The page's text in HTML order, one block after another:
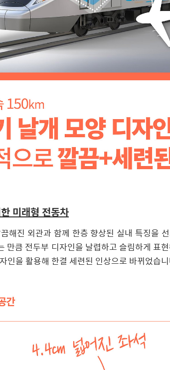
미래형 전동차
해진 외관과 함께 한층 향상된 실내 특징을
만큼 전두부 디자인을 날렵하고 슬림하게 표
인을 활용해 한결 세련된 인상으로 바뀌었습